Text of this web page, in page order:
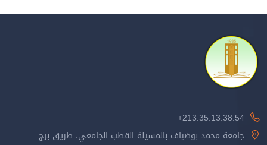
213.35.13.38.54+
جامعة محمد بوضياف بالمسيلة القطب الجامعي، طريق برج